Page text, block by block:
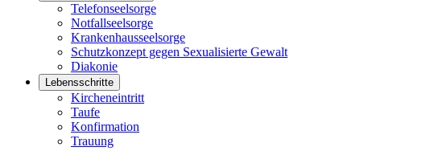
Telefonseelsorge
Notfallseelsorge
Krankenhausseelsorge
Schutzkonzept gegen Sexualisierte Gewalt
Diakonie
Lebensschritte
Kircheneintritt
Taufe
Konfirmation
Trauung